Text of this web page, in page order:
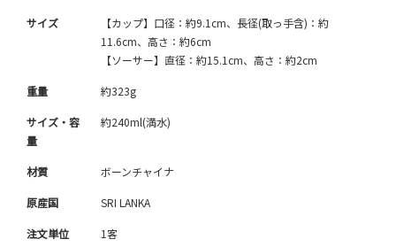
サイズ
【カップ】口径：約9.1cm、長径(取っ手含)：約
11.6cm、高さ：約6cm
【ソーサー】直径：約15.1cm、高さ：約2cm
重量 約323g
サイズ・容
量
約240ml(満水)
材質 ボーンチャイナ
原産国 SRI LANKA
注文単位 1客